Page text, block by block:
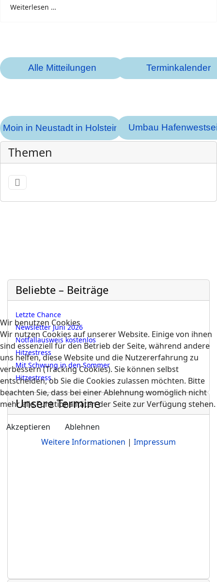
Weiterlesen …
Alle Mitteilungen Terminkalender
Moin in Neustadt in Holstein Umbau
Themen
Beliebte – Beiträge
Letzte Chance
Newsletter Juni 2026
Notfallausweis kostenlos
Hitzestress
Mit Schwung in den Sommer
Hitzestress
Unsere Termine
Wir benutzen Cookies
Wir nutzen Cookies auf unserer Website. Einige von ihnen
sind essenziell für den Betrieb der Seite, während andere
uns helfen, diese Website und die Nutzererfahrung zu
verbessern (Tracking Cookies). Sie können selbst
entscheiden, ob Sie die Cookies zulassen möchten. Bitte
beachten Sie, dass bei einer Ablehnung womöglich nicht
mehr alle Funktionalitäten der Seite zur Verfügung stehen.
Akzeptieren
Ablehnen
Weitere Informationen | Impressum